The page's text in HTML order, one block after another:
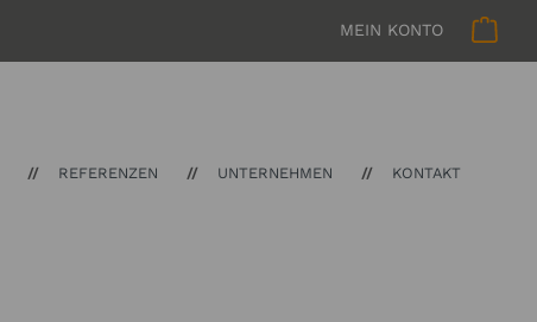
MEIN KONTO
REFERENZEN UNTERNEHMEN KONTAKT